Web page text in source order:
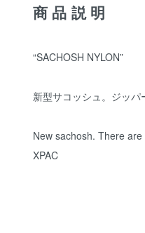
商品説明
“SACHOSH NYLON”
新型サコッシュ。ジッパ
New sachosh. There
XPAC